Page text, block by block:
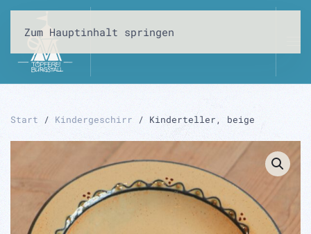
Zum Hauptinhalt springen
Start / Kindergeschirr / Kinderteller, beige